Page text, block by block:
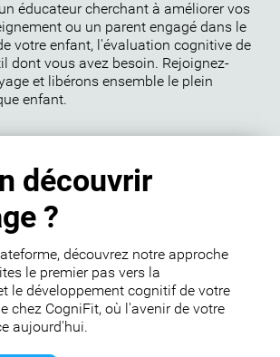
éducateur cherchant à améliorer vos
ou un parent engagé dans le
votre enfant, l'évaluation cognitive de
dont vous avez besoin. Rejoignez-
et libérons ensemble le plein
enfant.
découvrir
?
découvrez notre approche
le premier pas vers la
le développement cognitif de votre
chez CogniFit, où l'avenir de votre
aujourd'hui.